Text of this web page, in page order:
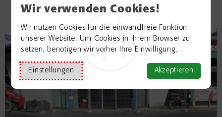
Wir verwenden Cookies!
Wir nutzen Cookies für die einwandfreie Funktion
unserer Website. Um Cookies in Ihrem Browser zu
setzen, benötigen wir vorher Ihre Einwilligung.
Einstellungen Akzeptieren